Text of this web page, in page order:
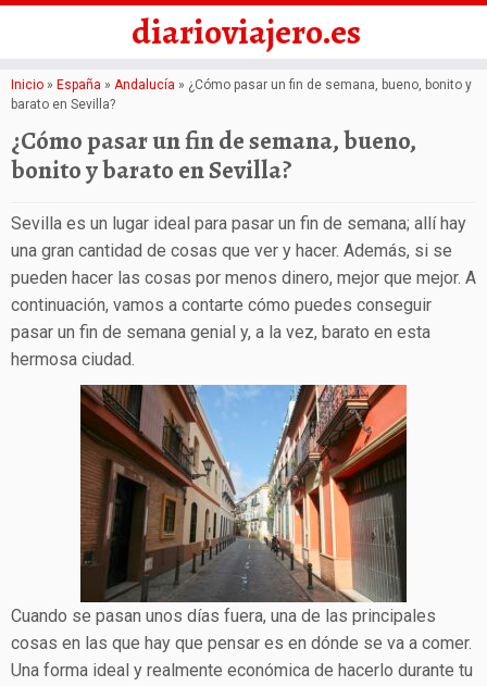
Saltar
al
contenido
diarioviajero.es
Inicio » España » Andalucía » ¿Cómo pasar un fin de semana, bueno, bonito y
barato en Sevilla?
¿Cómo pasar un fin de semana, bueno,
bonito y barato en Sevilla?
Sevilla es un lugar ideal para pasar un fin de semana; allí hay
una gran cantidad de cosas que ver y hacer. Además, si se
pueden hacer las cosas por menos dinero, mejor que mejor. A
continuación, vamos a contarte cómo puedes conseguir
pasar un fin de semana genial y, a la vez, barato en esta
hermosa ciudad.
Cuando se pasan unos días fuera, una de las principales
cosas en las que hay que pensar es en dónde se va a comer.
Una forma ideal y realmente económica de hacerlo durante tu